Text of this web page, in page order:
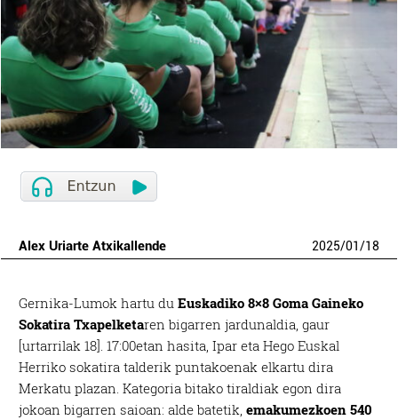
Alex Uriarte Atxikallende 2025/01/18
Gernika-Lumok hartu duEuskadiko 8×8 Goma Gaineko
Sokatira Txapelketaren bigarren jardunaldia, gaur
[urtarrilak 18]. 17:00etan hasita, Ipar eta Hego Euskal
Herriko sokatira talderik puntakoenak elkartu dira
Merkatu plazan. Kategoria bitako tiraldiak egon dira
jokoan bigarren saioan: alde batetik,emakumezkoen 540